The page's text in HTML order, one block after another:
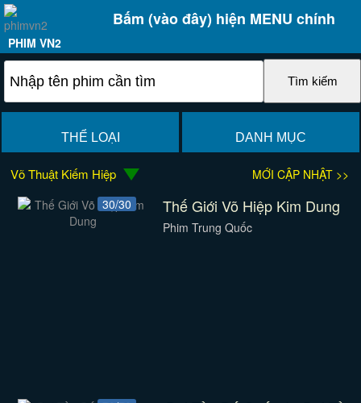
Bấm (vào đây) hiện MENU chính
PHIM VN2
THỂ LOẠI DANH MỤC
Võ Thuật Kiếm Hiệp
MỚI CẬP NHẬT >>
30/30
Thế Giới Võ Hiệp Kim Dung
Phim Trung Quốc